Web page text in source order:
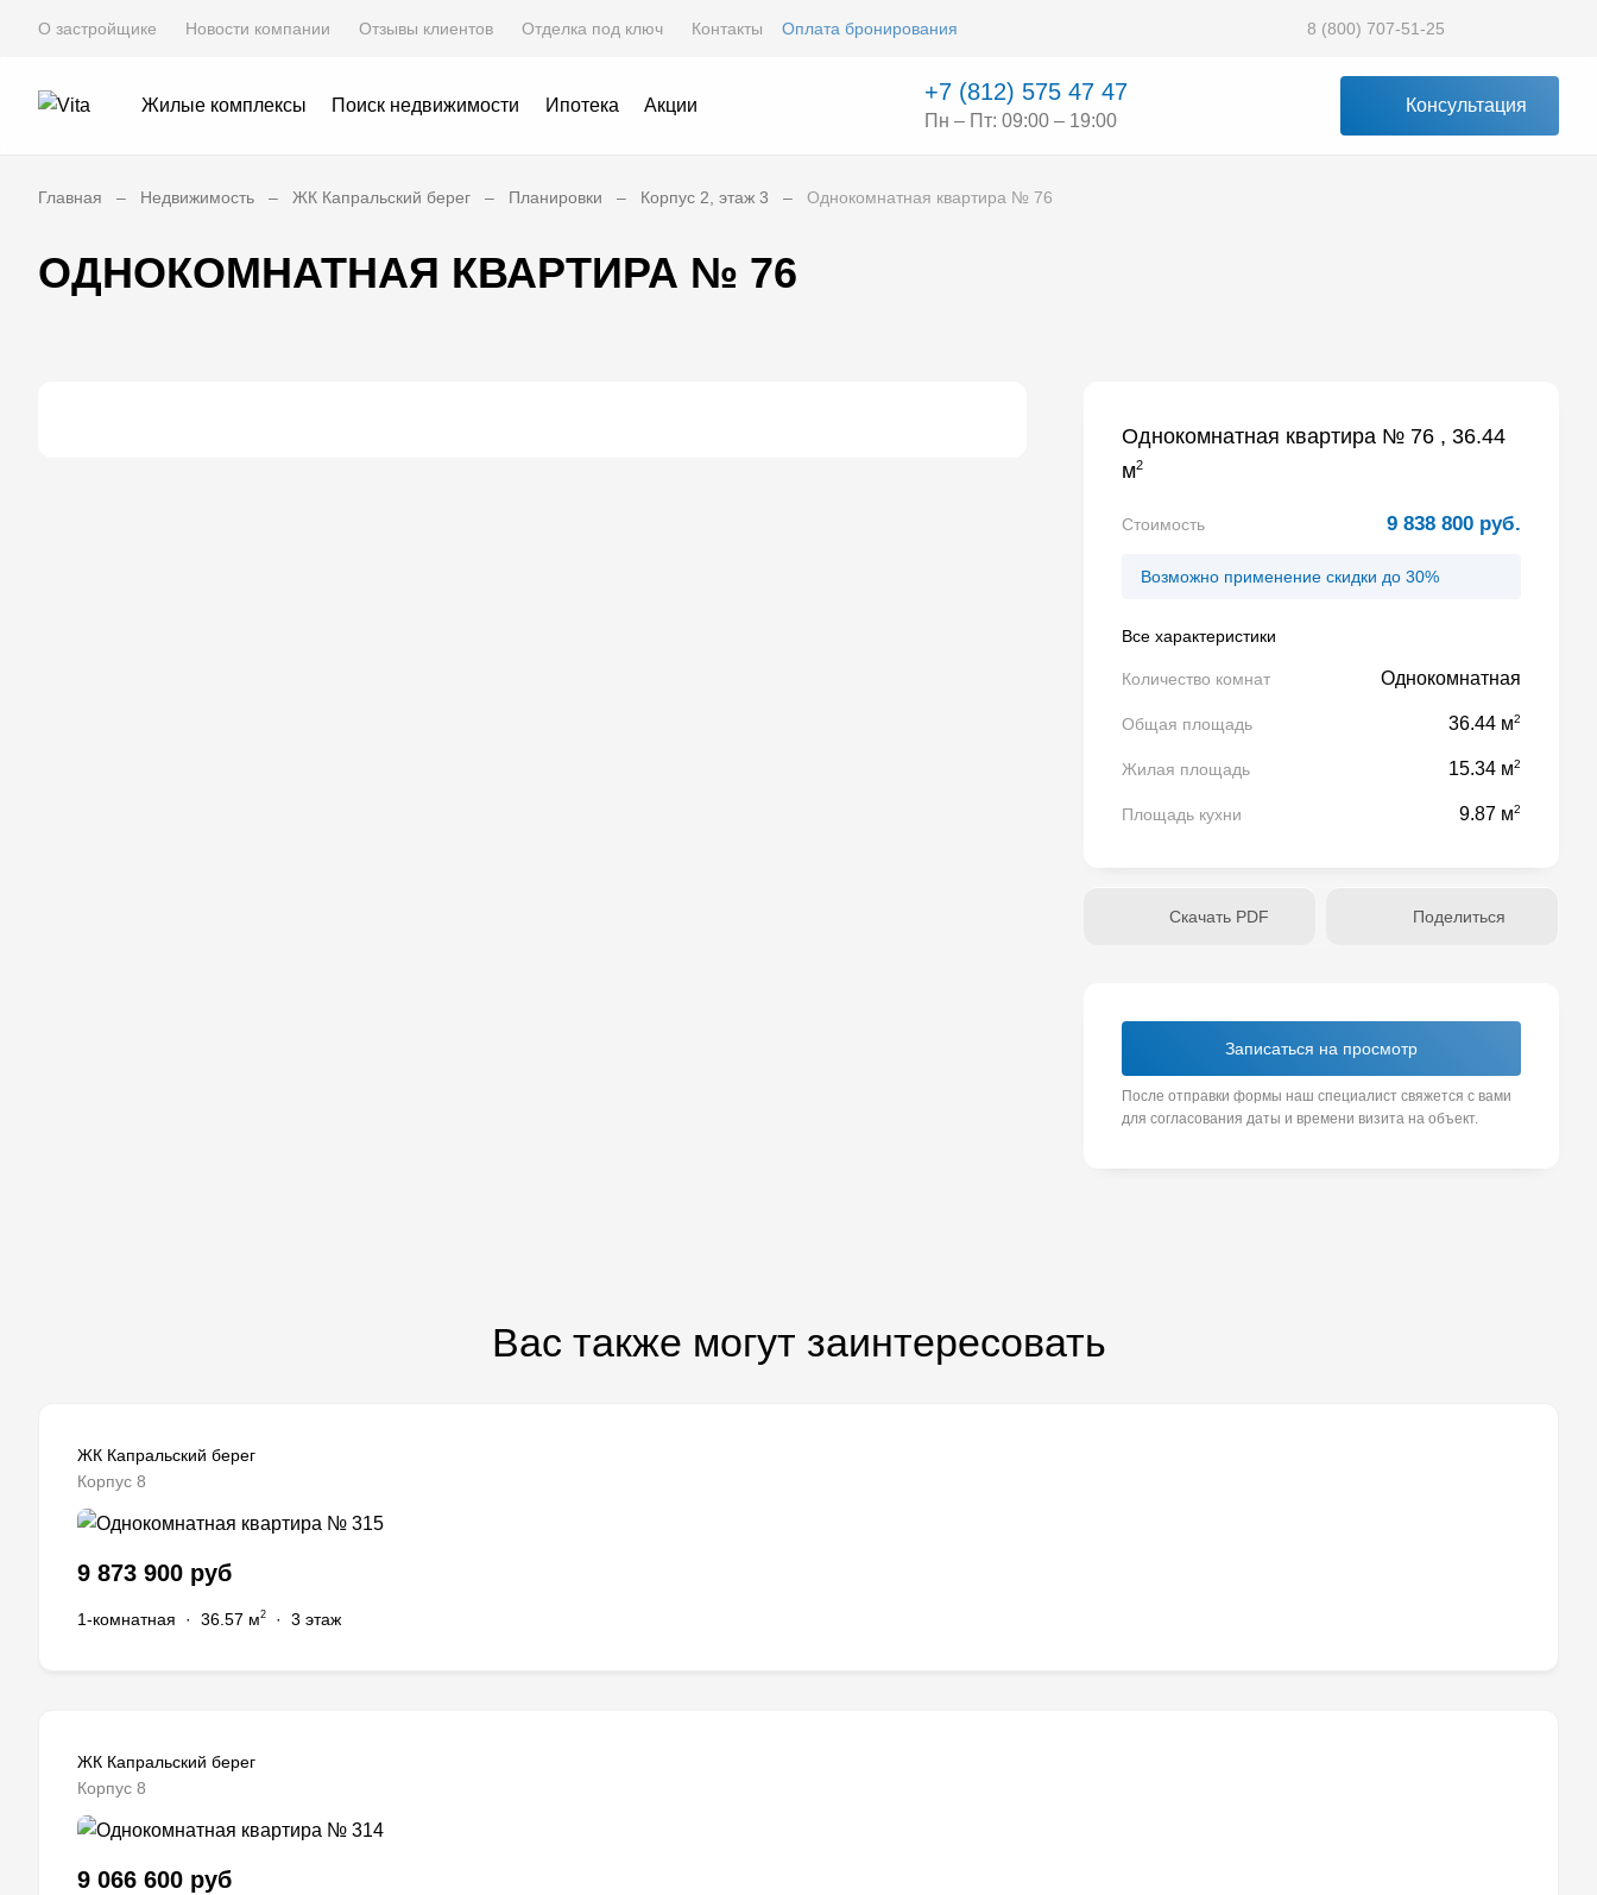
О застройщике Новости компании Отзывы клиентов Отделка под ключ Контакты Оплата бронирования 8 (800) 707-51-25
Жилые комплексы Поиск недвижимости Ипотека Акции
+7 (812) 575 47 47
Пн – Пт: 09:00 – 19:00
Консультация
Главная Недвижимость ЖК Капральский берег Планировки Корпус 2, этаж 3 Однокомнатная квартира № 76
ОДНОКОМНАТНАЯ КВАРТИРА № 76
Однокомнатная квартира № 76 , 36.44
м2
Стоимость 9 838 800 руб.
Возможно применение скидки до 30%
Все характеристики
Количество комнат Однокомнатная
Общая площадь 36.44 м2
Жилая площадь 15.34 м2
Площадь кухни 9.87 м2
Скачать PDF Поделиться
Записаться на просмотр
После отправки формы наш специалист свяжется с вами
для согласования даты и времени визита на объект.
Вас также могут заинтересовать
ЖК Капральский берег
Корпус 8
9 873 900 руб
1-комнатная · 36.57 м2 · 3 этаж
ЖК Капральский берег
Корпус 8
9 066 600 руб